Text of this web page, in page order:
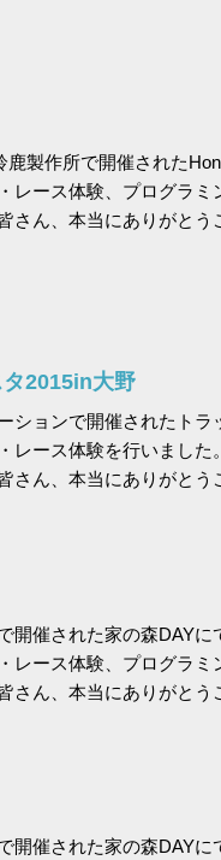
製作所で開催された
レース体験、プログラミ
さん、本当にありがとう
タ2015in大野
ションで開催されたトラ
レース体験を行いました。
さん、本当にありがとう
開催された家の森DAYに
レース体験、プログラミ
さん、本当にありがとう
開催された家の森DAYに